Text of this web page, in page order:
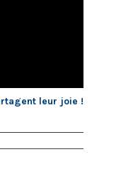
leur joie !